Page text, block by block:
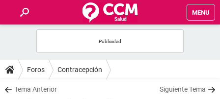
MENU
FOROS
SALUD
Foros Contracepción
Tema Anterior Siguiente Tema